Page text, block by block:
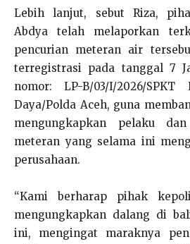
Lebih lanjut, sebut Riza,
Abdya telah melaporkan
pencurian meteran air
terregistrasi pada tanggal 7
nomor: LP-B/03/I/2026/
Daya/Polda Aceh, guna
mengungkapkan pelaku
meteran yang selama ini
perusahaan.
“Kami berharap pihak
mengungkapkan dalang di
ini, mengingat maraknya